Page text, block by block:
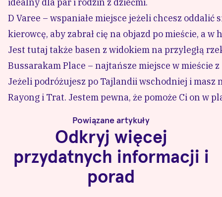
D Varee – wspaniałe miejsce jeżeli chcesz oddalić
kierowcę, aby zabrał cię na objazd po mieście, a
Jest tutaj także basen z widokiem na przyległą
Bussarakam Place – najtańsze miejsce w mieście
Jeżeli podróżujesz po Tajlandii wschodniej i masz
Rayong i Trat. Jestem pewna, że pomoże Ci on w
Powiązane artykuły
Odkryj więcej
przydatnych informacji i
porad